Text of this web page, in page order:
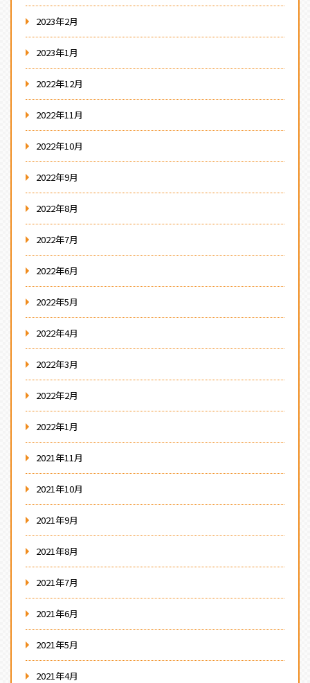
2023年2月
2023年1月
2022年12月
2022年11月
2022年10月
2022年9月
2022年8月
2022年7月
2022年6月
2022年5月
2022年4月
2022年3月
2022年2月
2022年1月
2021年11月
2021年10月
2021年9月
2021年8月
2021年7月
2021年6月
2021年5月
2021年4月